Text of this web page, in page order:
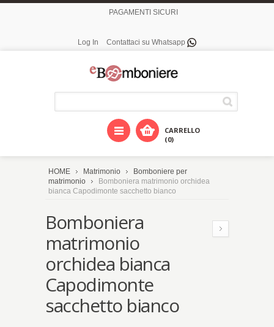
PAGAMENTI SICURI
Log In Contattaci su Whatsapp
CARRELLO
(0)
HOME Matrimonio
Bomboniere per
matrimonio
Bomboniera matrimonio orchidea
bianca Capodimonte sacchetto bianco
Bomboniera
matrimonio
orchidea bianca
Capodimonte
sacchetto bianco